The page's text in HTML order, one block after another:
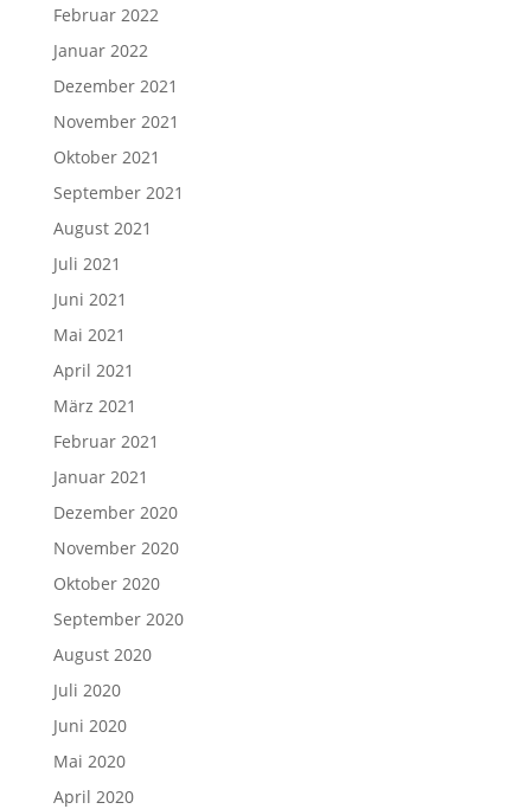
Februar 2022
Januar 2022
Dezember 2021
November 2021
Oktober 2021
September 2021
August 2021
Juli 2021
Juni 2021
Mai 2021
April 2021
März 2021
Februar 2021
Januar 2021
Dezember 2020
November 2020
Oktober 2020
September 2020
August 2020
Juli 2020
Juni 2020
Mai 2020
April 2020